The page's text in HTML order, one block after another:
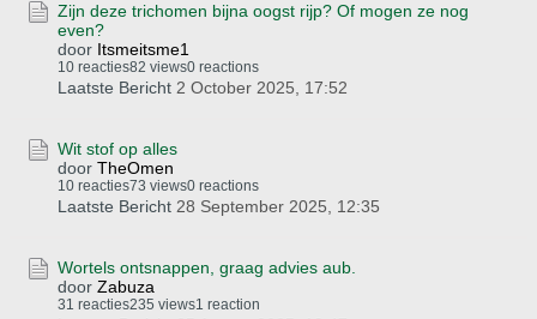
Zijn deze trichomen bijna oogst rijp? Of mogen ze nog
even?
door Itsmeitsme1
10 reacties82 views0 reactions
Laatste Bericht 2 October 2025, 17:52
Wit stof op alles
door TheOmen
10 reacties73 views0 reactions
Laatste Bericht 28 September 2025, 12:35
Wortels ontsnappen, graag advies aub.
door Zabuza
31 reacties235 views1 reaction